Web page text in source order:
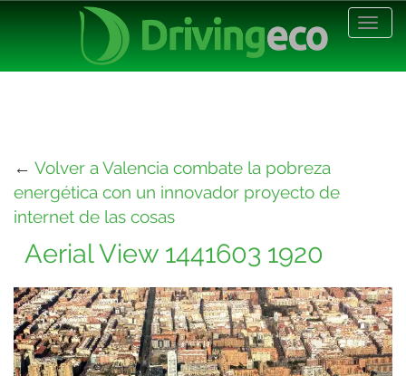
← Volver a Valencia combate la pobreza
energética con un innovador proyecto de
internet de las cosas
Aerial View 1441603 1920